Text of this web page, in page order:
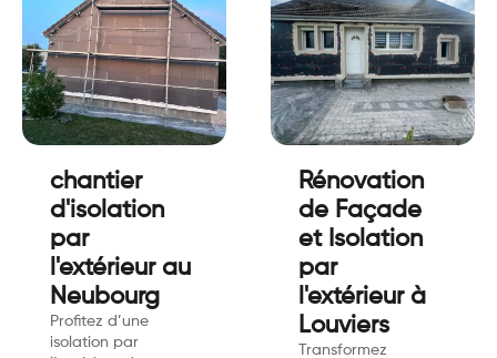
chantier
d'isolation
par
l'extérieur au
Neubourg
Profitez d’une
isolation par
Rénovation
de Façade
et Isolation
par
l'extérieur à
Louviers
Transformez